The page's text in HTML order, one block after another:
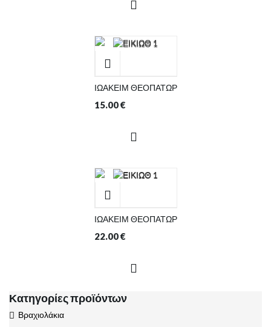
ΙΩΑΚΕΙΜ ΘΕΟΠΑΤΩΡ
15.00€
ΙΩΑΚΕΙΜ ΘΕΟΠΑΤΩΡ
22.00€
Κατηγορίες προϊόντων
Βραχιολάκια